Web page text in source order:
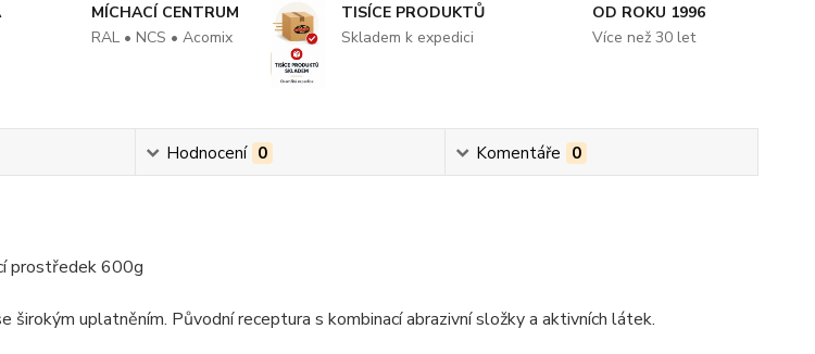
MÍCHACÍ CENTRUM
RAL • NCS • Acomix
TISÍCE PRODUKTŮ
Skladem k expedici
OD ROKU 1996
Více než 30 let
Hodnocení 0 Komentáře 0
prostředek 600g
širokým uplatněním. Původní receptura s kombinací abrazivní složky a aktivních látek.